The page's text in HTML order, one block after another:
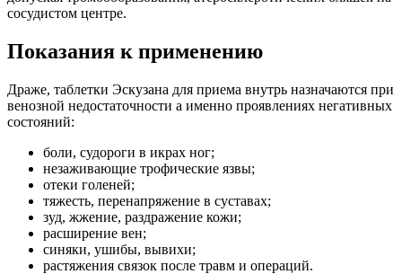
сосудистом центре.
Показания к применению
Драже, таблетки Эскузана для приема внутрь назначаются при
венозной недостаточности а именно проявлениях негативных
состояний:
боли, судороги в икрах ног;
незаживающие трофические язвы;
отеки голеней;
тяжесть, перенапряжение в суставах;
зуд, жжение, раздражение кожи;
расширение вен;
синяки, ушибы, вывихи;
растяжения связок после травм и операций.